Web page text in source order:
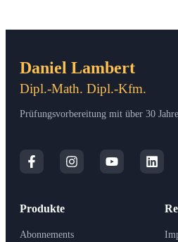
Daniel Lambert
Dipl.-Math. Dipl.-Kfm.
Prüfungsvorbereitung mit über 30
Produkte
Abonnements